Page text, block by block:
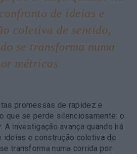
de ideias e
coletiva de sentido,
se transforma numa
métricas
promessas de rapidez e
que se perde silenciosamente: o
A investigação avança quando há
ideias e construção coletiva de
transforma numa corrida por